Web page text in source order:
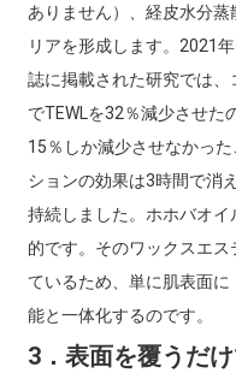
ありません）、経皮水分
リアを形成します。2021
誌に掲載された研究では
でTEWLを32％減少させた
15％しか減少させなかっ
ションの効果は3時間で消
持続しました。ホホバオ
的です。そのワックスエ
ているため、単に肌表面
能と一体化するのです。
3．表面を覆うだ